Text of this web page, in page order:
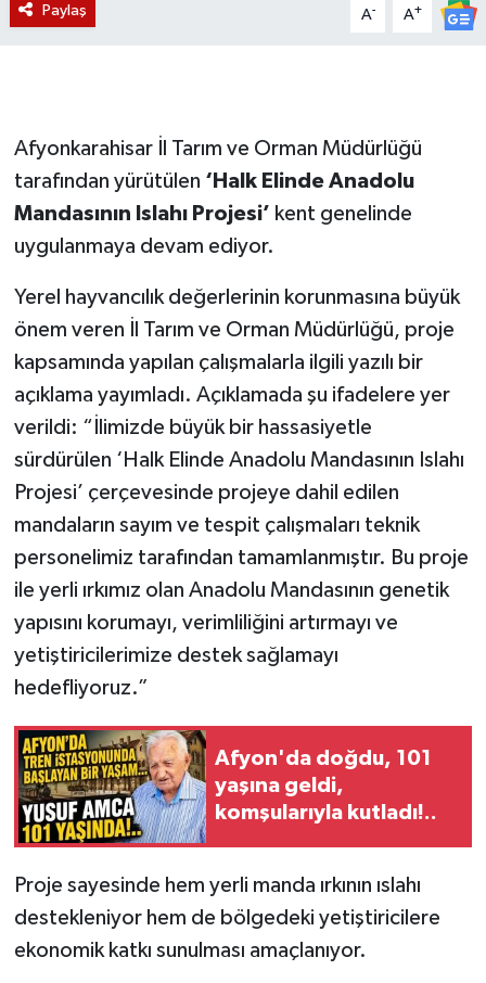
Paylaş A- A+
Afyonkarahisar İl Tarım ve Orman Müdürlüğü
tarafından yürütülen ‘Halk Elinde Anadolu
Mandasının Islahı Projesi’ kent genelinde
uygulanmaya devam ediyor.
Yerel hayvancılık değerlerinin korunmasına büyük
önem veren İl Tarım ve Orman Müdürlüğü, proje
kapsamında yapılan çalışmalarla ilgili yazılı bir
açıklama yayımladı. Açıklamada şu ifadelere yer
verildi: “İlimizde büyük bir hassasiyetle
sürdürülen ‘Halk Elinde Anadolu Mandasının Islahı
Projesi’ çerçevesinde projeye dahil edilen
mandaların sayım ve tespit çalışmaları teknik
personelimiz tarafından tamamlanmıştır. Bu proje
ile yerli ırkımız olan Anadolu Mandasının genetik
yapısını korumayı, verimliliğini artırmayı ve
yetiştiricilerimize destek sağlamayı
hedefliyoruz.”
Afyon'da doğdu, 101
yaşına geldi,
komşularıyla kutladı!..
Proje sayesinde hem yerli manda ırkının ıslahı
destekleniyor hem de bölgedeki yetiştiricilere
ekonomik katkı sunulması amaçlanıyor.